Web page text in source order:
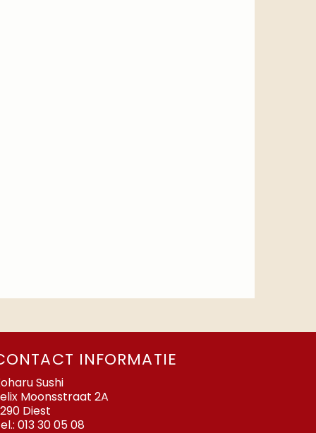
INFORMATIE
Sushi
Moonsstraat 2A
Diest
013 30 05 08